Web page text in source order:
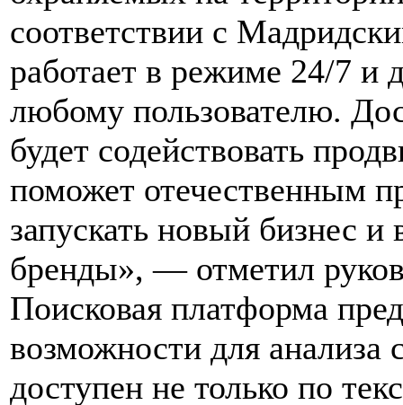
соответствии с
работает в режиме 24/7 и
любому пользователю.
будет содействовать
поможет отечественным
запускать новый бизнес
бренды», — отметил
Поисковая платформа
возможности для анализа
доступен не только по